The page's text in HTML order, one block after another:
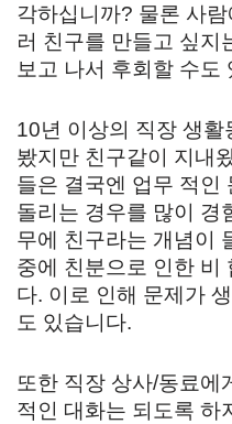
각하십니까? 물론 사
러 친구를 만들고 싶지
보고 나서 후회할 수도
10년 이상의 직장 생활
봤지만 친구같이 지내
들은 결국엔 업무 적인
돌리는 경우를 많이 경
무에 친구라는 개념이
중에 친분으로 인한 비
다. 이로 인해 문제가
도 있습니다.
또한 직장 상사/동료에
적인 대화는 되도록 하